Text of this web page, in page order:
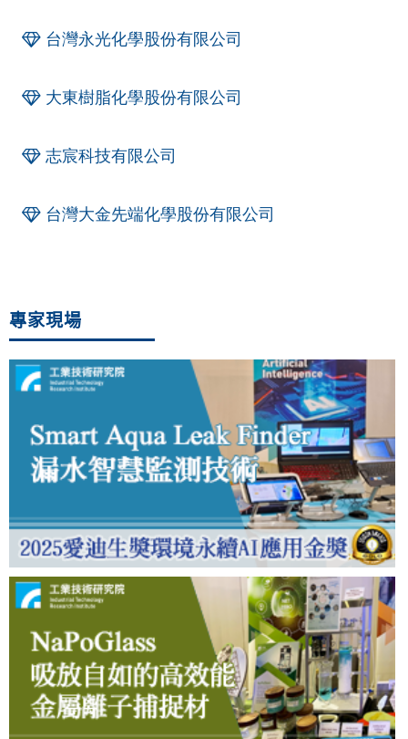
台灣永光化學股份有限公司
大東樹脂化學股份有限公司
志宸科技有限公司
台灣大金先端化學股份有限公司
專家現場